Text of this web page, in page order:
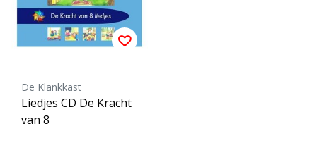
De Klankkast
Liedjes CD De Kracht
van 8